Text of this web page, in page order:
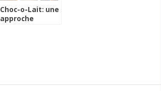
Choc-o-Lait: une
approche